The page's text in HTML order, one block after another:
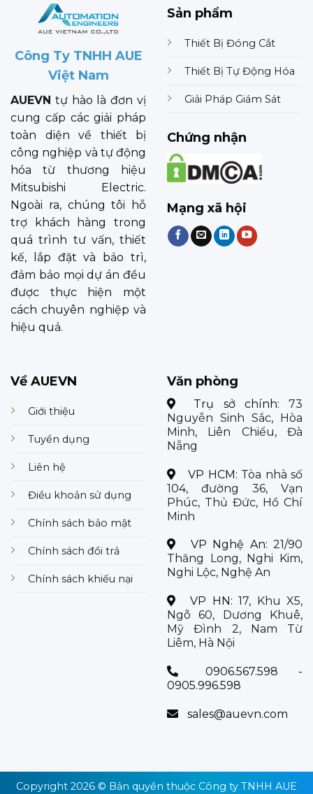
Công Ty TNHH AUE
Việt Nam
AUEVN tự hào là đơn vị
cung cấp các giải pháp
toàn diện về thiết bị
công nghiệp và tự động
hóa từ thương hiệu
Mitsubishi Electric.
Ngoài ra, chúng tôi hỗ
trợ khách hàng trong
quá trình tư vấn, thiết
kế, lắp đặt và bảo trì,
đảm bảo mọi dự án đều
được thực hiện một
cách chuyên nghiệp và
hiệu quả.
Sản phẩm
Thiết Bị Đóng Cắt
Thiết Bị Tự Động Hóa
Giải Pháp Giám Sát
Chứng nhận
Mạng xã hội
Về AUEVN
Giới thiệu
Tuyển dụng
Liên hệ
Điều khoản sử dụng
Chính sách bảo mật
Chính sách đổi trả
Chính sách khiếu nại
Văn phòng
Trụ sở chính: 73
Nguyễn Sinh Sắc, Hòa
Minh, Liên Chiểu, Đà
Nẵng
VP HCM: Tòa nhà số
104, đường 36, Vạn
Phúc, Thủ Đức, Hồ Chí
Minh
VP Nghệ An: 21/90
Thăng Long, Nghi Kim,
Nghi Lộc, Nghệ An
VP HN:17, Khu X5,
Ngõ 60, Dương Khuê,
Mỹ Đình 2, Nam Từ
Liêm, Hà Nội
0906.567.598 -
0905.996.598
sales@auevn.com
Copyright 2026 © Bản quyền thuộc Công ty TNHH AUE